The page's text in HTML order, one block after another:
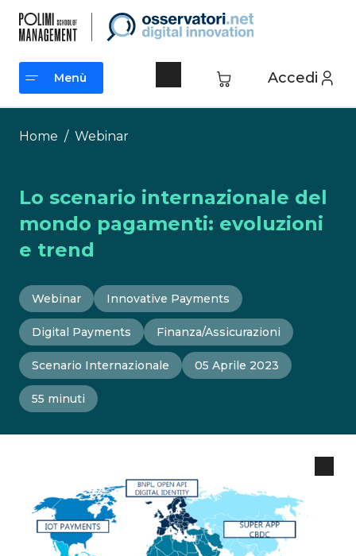
contenuto
Accedi
Menù
Menù
Home / Webinar
Lo scenario internazionale del
mondo pagamenti: evoluzioni
e trend
Webinar Innovative Payments
Digital Payments Finanza/Assicurazioni
Scenario Internazionale 05 Aprile 2023
55 minuti